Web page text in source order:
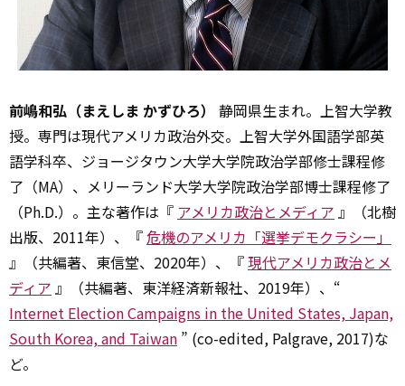
前嶋和弘（まえしま かずひろ）
静岡県生まれ。上智大学教
授。専門は現代アメリカ政治外交。上智大学外国語学部英
語学科卒、ジョージタウン大学大学院政治学部修士課程修
了（MA）、メリーランド大学大学院政治学部博士課程修了
（Ph.D.）。主な著作は『 アメリカ政治とメディア 』（北樹
出版、2011年）、『危機のアメリカ「選挙デモクラシー」
』（共編著、東信堂、2020年）、『現代アメリカ政治とメ
ディア 』（共編著、東洋経済新報社、2019年）、“
Internet Election Campaigns in the United States, Japan,
South Korea, and Taiwan ” (co-edited, Palgrave, 2017)な
ど。